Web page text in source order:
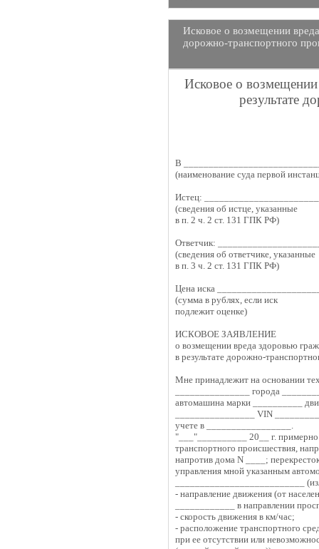
Исковое о возмещении
дорожно-транспортного
Исковое о
результате
В
(наименование суда первой
Истец:
(сведения об истце, указанные
в п. 2 ч. 2 ст. 131 ГПК РФ)
Ответчик:
(сведения об ответчике, указанные
в п. 3 ч. 2 ст. 131 ГПК РФ)
Цена иска
(сумма в рублях, если иск
подлежит оценке)
ИСКОВОЕ ЗАЯВЛЕНИЕ
о возмещении вреда здоровью
в результате дорожно-
Мне принадлежит на основании
_______________ города
автомашина марки __________
________________ VIN
учете в _________________.
"___"__________ 20__ г.
транспортного происшествия,
напротив дома N ____;
управления мной указанным
__________________________
- направление движения (от
____________ в направлении
- скорость движения в км/час;
- расположение транспортного
при ее отсутствии или